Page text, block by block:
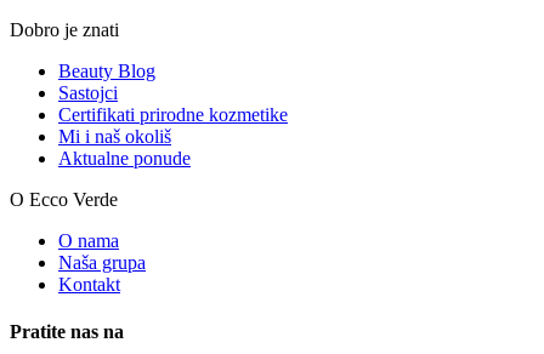
Dobro je znati
Beauty Blog
Sastojci
Certifikati prirodne kozmetike
Mi i naš okoliš
Aktualne ponude
O Ecco Verde
O nama
Naša grupa
Kontakt
Pratite nas na